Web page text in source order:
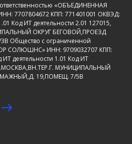
«ОБЪЕДИНЕННАЯ
7707804672 КПП: 771401001 ОКВЭД:
Код ИТ деятельности 2.01 127015,
ОКРУГ БЕГОВОЙ,ПРОЕЗД
Общество с ограниченной
СОЛЮШНС» ИНН: 9709032707 КПП:
ИТ деятельности 1.01 Код ИТ
МУНИЦИПАЛЬНЫЙ
19,ПОМЕЩ. 7/5В